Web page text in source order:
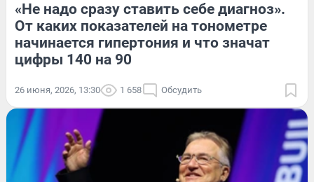
«Не надо сразу ставить себе диагноз».
От каких показателей на тонометре
начинается гипертония и что значат
цифры 140 на 90
26 июня, 2026, 13:30 1 658 Обсудить